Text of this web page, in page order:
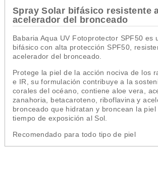
Spray Solar bifásico resistente
acelerador del bronceado
Babaria Aqua UV Fotoprotector SPF50 es
bifásico con alta protección SPF50,
acelerador del bronceado.
Protege la piel de la acción nociva de los
e IR, su formulación contribuye a la
corales del océano, contiene aloe vera,
zanahoria, betacaroteno, riboflavina y
bronceado que hidratan y broncean la piel
tiempo de exposición al Sol.
Recomendado para todo tipo de piel